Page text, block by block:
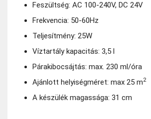
Feszültség: AC 100-240V, DC 24V
Frekvencia: 50-60Hz
Teljesítmény: 25W
Víztartály kapacitás: 3,5 l
Párakibocsájtás: max. 230 ml/óra
Ajánlott helyiségméret: max 25 m2
A készülék magassága: 31 cm